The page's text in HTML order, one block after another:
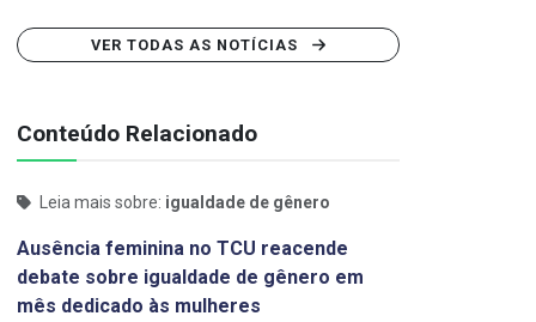
VER TODAS AS NOTÍCIAS
Conteúdo Relacionado
Leia mais sobre: igualdade de gênero
Ausência feminina no TCU reacende
debate sobre igualdade de gênero em
mês dedicado às mulheres